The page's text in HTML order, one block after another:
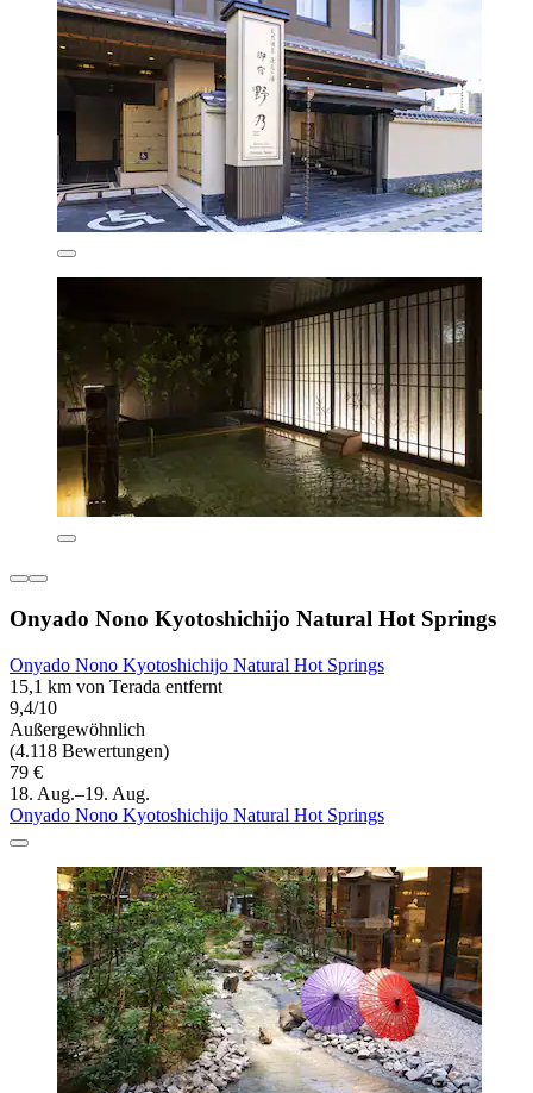
Onyado Nono Kyotoshichijo Natural Hot Springs
Onyado Nono Kyotoshichijo Natural Hot Springs
15,1 km von Terada entfernt
9,4/10
Außergewöhnlich
(4.118 Bewertungen)
79 €
18. Aug.–19. Aug.
Onyado Nono Kyotoshichijo Natural Hot Springs